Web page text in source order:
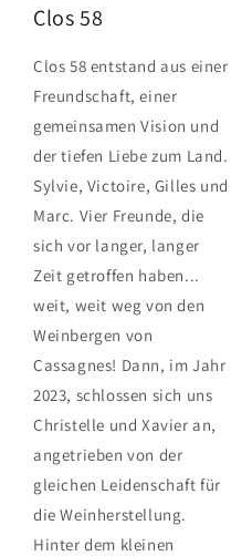
Clos 58
Clos 58 entstand aus einer
Freundschaft, einer
gemeinsamen Vision und
der tiefen Liebe zum Land.
Sylvie, Victoire, Gilles und
Marc. Vier Freunde, die
sich vor langer, langer
Zeit getroffen haben...
weit, weit weg von den
Weinbergen von
Cassagnes! Dann, im Jahr
2023, schlossen sich uns
Christelle und Xavier an,
angetrieben von der
gleichen Leidenschaft für
die Weinherstellung.
Hinter dem kleinen